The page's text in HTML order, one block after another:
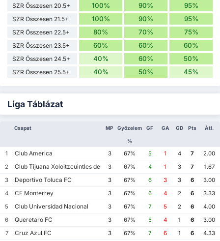
SZR Összesen 20.5+ 100% 90% 95%
SZR Összesen 21.5+ 100% 90% 95%
SZR Összesen 22.5+ 80% 70% 75%
SZR Összesen 23.5+ 60% 60% 60%
SZR Összesen 24.5+ 40% 60% 50%
SZR Összesen 25.5+ 40% 50% 45%
Liga Táblázat
Csapat MP Győzelem
%
GF GA GD Pts Átl.
1 Club America 3 67% 5 1 4 7
2.00
2
Club Tijuana Xoloitzcuintles de Caliente
3 67% 4 1 3 7
1.67
3
Deportivo Toluca FC 3 67% 6 3 3 6
3.00
4
CF Monterrey 3 67% 6 4 2 6
3.33
5
Club Universidad Nacional 3 67% 7 5 2 6
4.00
6
Queretaro FC 3 67% 5 4 1 6
3.00
7
Cruz Azul FC 3 67% 7 6 1 6
4.33